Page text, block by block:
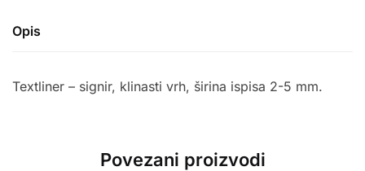
Opis
Textliner – signir, klinasti vrh, širina ispisa 2-5 mm.
Povezani proizvodi